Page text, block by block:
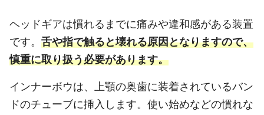
ヘッドギアは慣れるまでに痛みや違和感がある装置
です。 舌や指で触ると壊れる原因となりますので、
慎重に取り扱う必要があります。
インナーボウは、上顎の奥歯に装着されているバン
ドのチューブに挿入します。使い始めなどの慣れな